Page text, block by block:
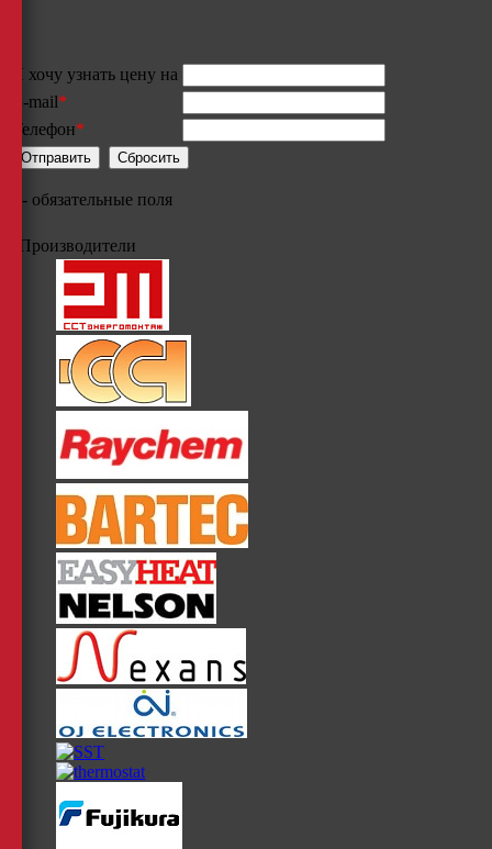
Я хочу узнать цену на
E-mail*
Телефон*
- обязательные поля
Производители